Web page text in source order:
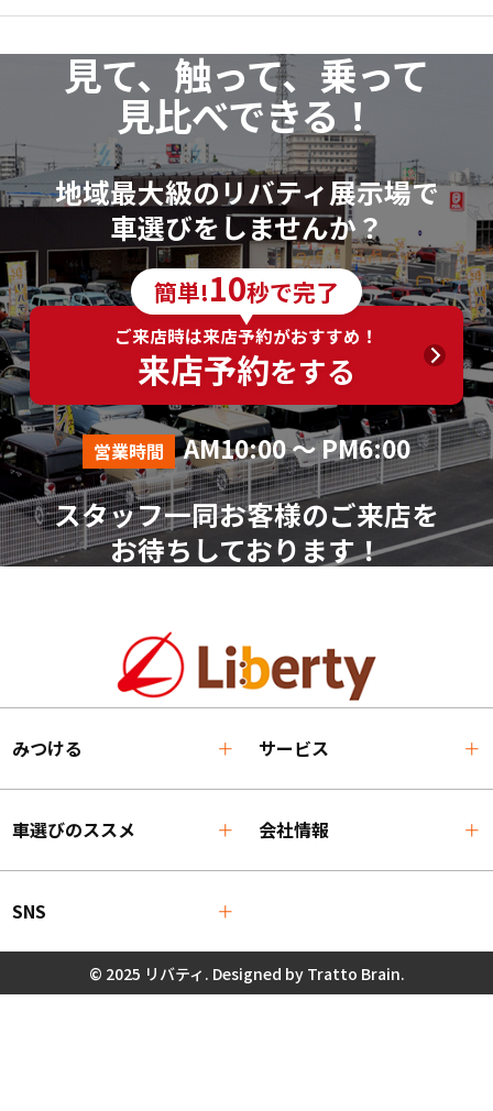
見て、触って、乗って
見比べできる！
地域最大級のリバティ展示場で
車選びをしませんか？
簡単!10秒で完了
ご来店時は来店予約がおすすめ！
来店予約をする
営業時間 AM10:00 ～ PM6:00
スタッフ一同お客様のご来店を
お待ちしております！
みつける サービス
車選びのススメ 会社情報
SNS
© 2025 リバティ. Designed by Tratto Brain.